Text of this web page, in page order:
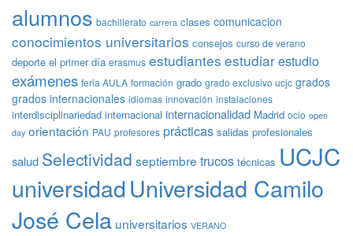
alumnos bachillerato carrera clases comunicacion
conocimientos universitarios consejos curso de verano
deporte el primer día erasmus estudiantes estudiarestudio
exámenes feria AULA formación grado grado exclusivo ucjc grados
grados internacionales idiomas innovación instalaciones
interdisciplinariedad internacional internacionalidad Madrid ocio open
day orientación PAU profesores prácticas salidas profesionales
salud Selectividad septiembre trucos técnicas UCJC
universidadUniversidad Camilo
José Cela universitarios VERANO